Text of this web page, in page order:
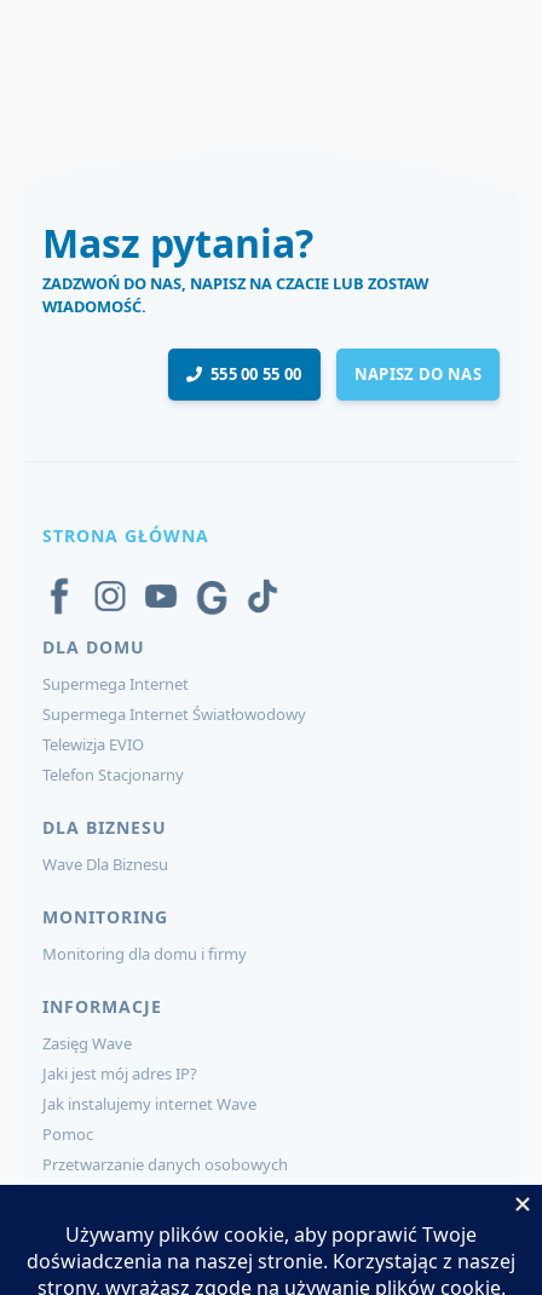
Masz pytania?
ZADZWOŃ DO NAS, NAPISZ NA CZACIE LUB ZOSTAW
WIADOMOŚĆ.
555 00 55 00 NAPISZ DO NAS
STRONA GŁÓWNA
DLA DOMU
Supermega Internet
Supermega Internet Światłowodowy
Telewizja EVIO
Telefon Stacjonarny
DLA BIZNESU
Wave Dla Biznesu
MONITORING
Monitoring dla domu i firmy
INFORMACJE
Zasięg Wave
Jaki jest mój adres IP?
Jak instalujemy internet Wave
Pomoc
Przetwarzanie danych osobowych
Kontakt
Zamów usługi Wave